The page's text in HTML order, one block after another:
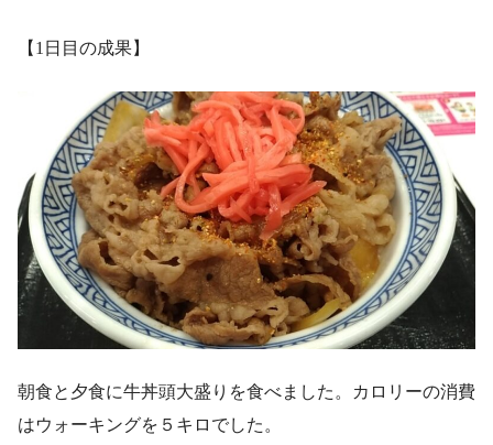
【1日目の成果】
朝食と夕食に牛丼頭大盛りを食べました。カロリーの消費
はウォーキングを５キロでした。